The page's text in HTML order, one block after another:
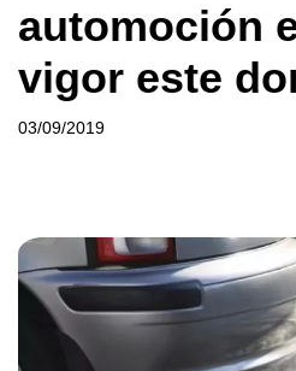
automoción
vigor este
03/09/2019